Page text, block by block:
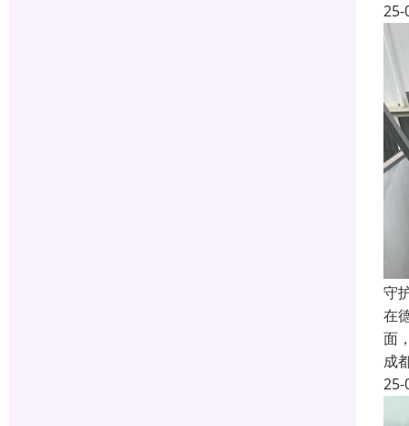
25-
守
在
面
成
25-